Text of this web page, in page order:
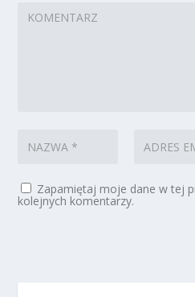
Zapamiętaj moje dane w tej
kolejnych komentarzy.